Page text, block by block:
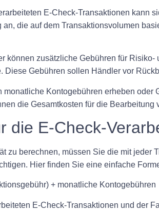
E-Check-Transaktionen kann
die auf dem Transaktionsvolumen
können zusätzliche Gebühren für
Diese Gebühren sollen Händler vor
Kontogebühren erheben oder
die Gesamtkosten für die Bearbeitung
die E-Check-
zu berechnen, müssen Sie die mit
Hier finden Sie eine einfache
+ monatliche Kontogebühren
E-Check-Transaktionen und der